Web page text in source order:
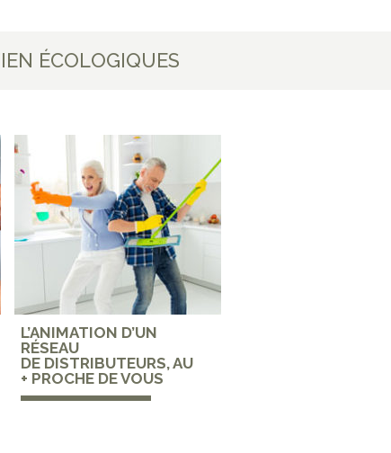
ÉCOLOGIQUES
L’ANIMATION D’UN
RÉSEAU
DE DISTRIBUTEURS, AU
+ PROCHE DE VOUS